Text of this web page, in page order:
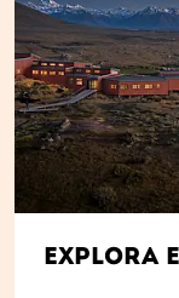
EXPLORA